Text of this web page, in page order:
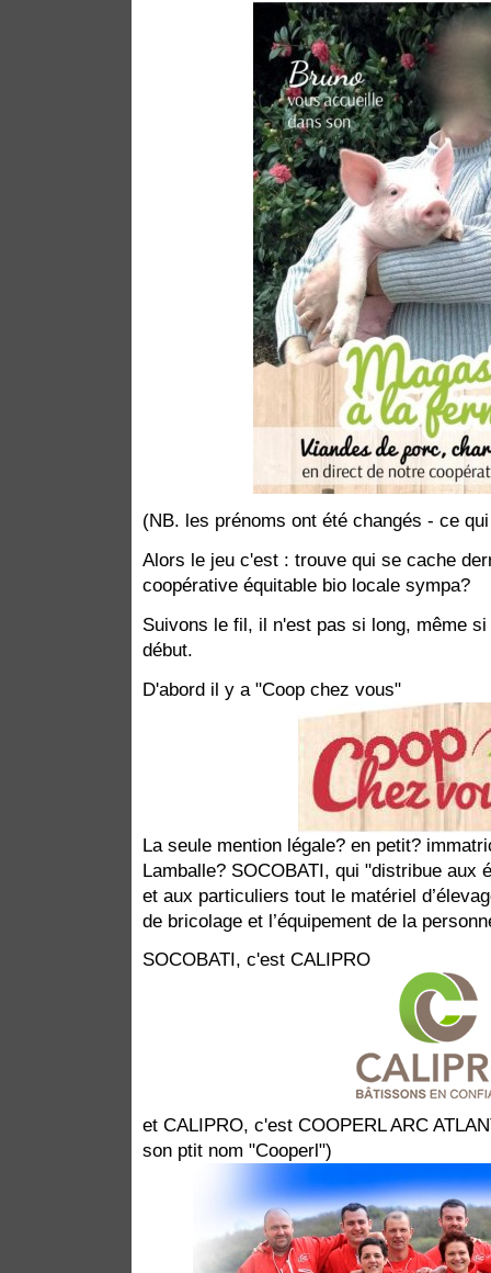
(NB. les prénoms ont été changés - ce
Alors le jeu c'est : trouve qui se cache
coopérative équitable bio locale sympa?
Suivons le fil, il n'est pas si long, même
début.
D'abord il y a "Coop chez vous"
La seule mention légale? en petit?
Lamballe? SOCOBATI, qui "distribue aux
et aux particuliers tout le matériel
de bricolage et l’équipement de la
SOCOBATI, c'est CALIPRO
et CALIPRO, c'est COOPERL ARC
son ptit nom "Cooperl")